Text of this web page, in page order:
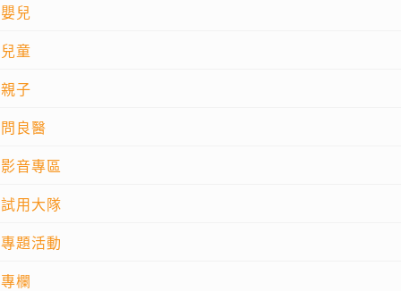
嬰兒
兒童
親子
問良醫
影音專區
試用大隊
專題活動
專欄